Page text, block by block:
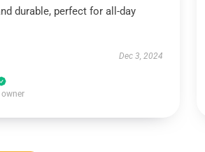
durable, perfect for all-day
Dec 3, 2024